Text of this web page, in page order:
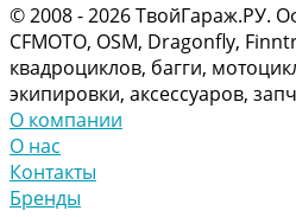
© 2008 - 2026 ТвойГараж.РУ.
CFMOTO, OSM, Dragonfly,
квадроциклов, багги,
экипировки, аксессуаров,
О компании
О нас
Контакты
Бренды